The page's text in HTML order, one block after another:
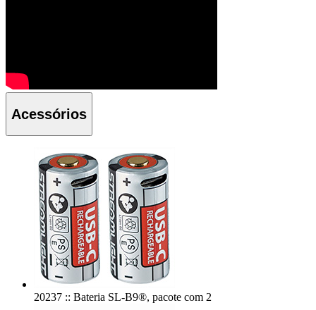
Acessórios
20237 :: Bateria SL-B9®, pacote com 2